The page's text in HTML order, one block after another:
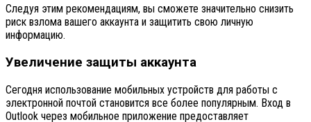
Следуя этим рекомендациям, вы сможете значительно снизить
риск взлома вашего аккаунта и защитить свою личную
информацию.
Увеличение защиты аккаунта
Сегодня использование мобильных устройств для работы с
электронной почтой становится все более популярным. Вход в
Outlook через мобильное приложение предоставляет